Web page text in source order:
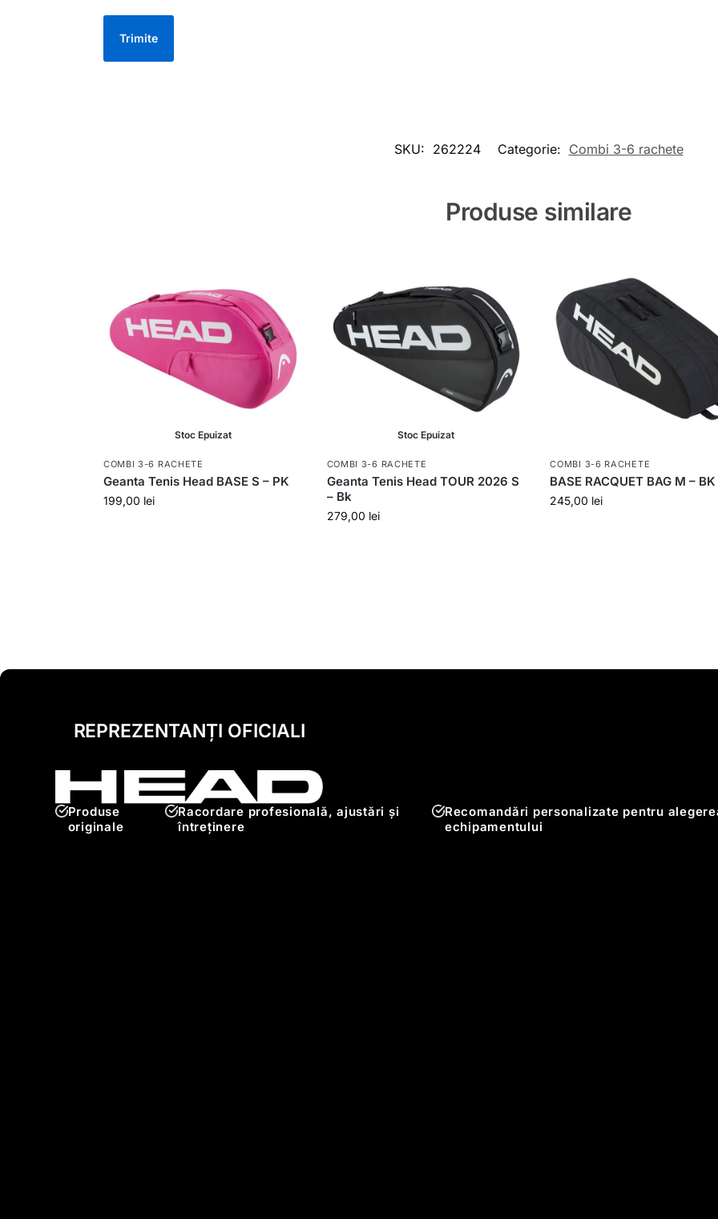
SKU: 262224 Categorie: Combi 3-6 rachete
Produse similare
Stoc Epuizat
COMBI 3-6 RACHETE
Geanta Tenis Head BASE S – PK
199,00 lei
Stoc Epuizat
COMBI 3-6 RACHETE
Geanta Tenis Head TOUR 2026 S
– Bk
279,00 lei
COMBI 3-6 RACHETE
BASE RACQUET BAG M – BK
245,00 lei
REPREZENTANȚI OFICIALI
Produse
originale
Racordare profesională, ajustări și
întreținere
Recomandări personalizate pentru
echipamentului